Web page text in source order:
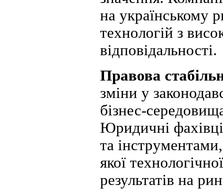
на українському
технологій з
відповідальності.
Правова
зміни у
бізнес-
Юридичні
та
якої
результатів на